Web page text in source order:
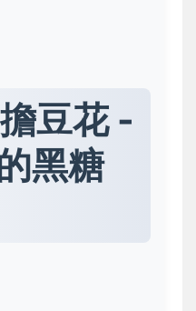
豆花 -
黑糖